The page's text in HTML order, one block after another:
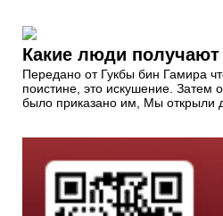
Какие люди
Передано от Гукбы бин Гамира
поистине, это искушение. Затем
было приказано им, Мы открыли